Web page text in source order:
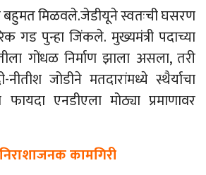
बहुमत मिळवले.जेडीयूने स्वतःची घसरण
गड पुन्हा जिंकले. मुख्यमंत्री पदाच्या
गोंधळ निर्माण झाला असला, तरी
नीतीश जोडीने मतदारांमध्ये स्थैर्याचा
एनडीएला मोठ्या प्रमाणावर
कामगिरी